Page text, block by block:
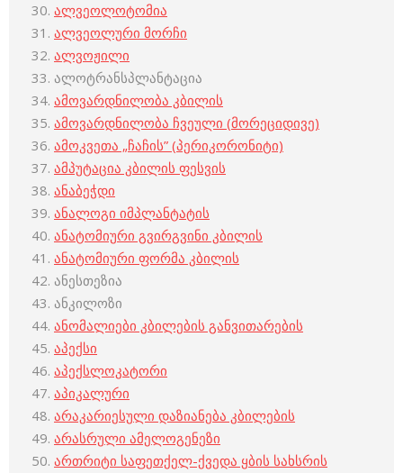
ალვეოლოტომია
ალვეოლური მორჩი
ალვოჟილი
ალოტრანსპლანტაცია
ამოვარდნილობა კბილის
ამოვარდნილობა ჩვეული (მორეციდივე)
ამოკვეთა „ჩაჩის” (პერიკორონიტი)
ამპუტაცია კბილის ფესვის
ანაბეჭდი
ანალოგი იმპლანტატის
ანატომიური გვირგვინი კბილის
ანატომიური ფორმა კბილის
ანესთეზია
ანკილოზი
ანომალიები კბილების განვითარების
აპექსი
აპექსლოკატორი
აპიკალური
არაკარიესული დაზიანება კბილების
არასრული ამელოგენეზი
ართრიტი საფეთქელ-ქვედა ყბის სახსრის